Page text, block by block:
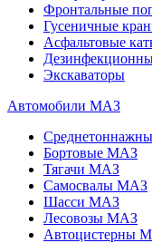
Фронтальные
Гусеничные
Асфальтовые
Экскаваторы
Автомобили МАЗ
Бортовые МАЗ
Тягачи МАЗ
Самосвалы МАЗ
Шасси МАЗ
Лесовозы МАЗ
Автоцистерны